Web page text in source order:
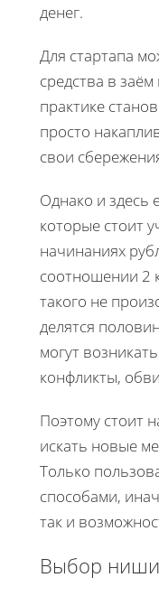
денег.
Для стартапа
средства в
практике
просто
свои
Однако и здесь
которые стоит
начинаниях
соотношении 2
такого не
делятся
могут
конфликты,
Поэтому стоит
искать новые
Только
способами,
так и
Выбор ниши